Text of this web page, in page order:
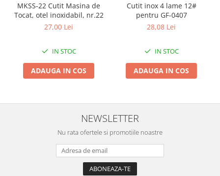
Zdrobitoare manuale
Masini de cusut si accesorii
Sere si solarii
Suflante si aspiratoare exterior
Unelte altoit
Folie si plase pt plante
Masini de maturat manuale
Masini batut stalpi
MKSS-22 Cutit Masina de
Tocat, otel inoxidabil, nr.22
27,00 Lei
IN STOC
ADAUGA IN COS
Cutit inox 4 lame 12#
pentru GF-0407
28,08 Lei
IN STOC
ADAUGA IN COS
NEWSLETTER
Nu rata ofertele si promotiile noastre